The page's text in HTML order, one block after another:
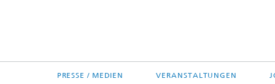
PRESSE / MEDIEN VERANSTALTUNGEN